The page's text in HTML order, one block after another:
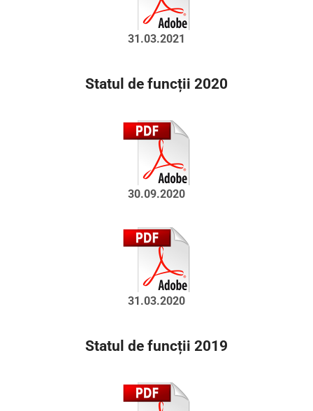
31.03.2021
Statul de funcții 2020
30.09.2020
31.03.2020
Statul de funcții 2019